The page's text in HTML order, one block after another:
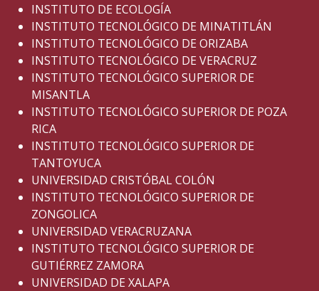
INSTITUTO DE ECOLOGÍA
INSTITUTO TECNOLÓGICO DE MINATITLÁN
INSTITUTO TECNOLÓGICO DE ORIZABA
INSTITUTO TECNOLÓGICO DE VERACRUZ
INSTITUTO TECNOLÓGICO SUPERIOR DE
MISANTLA
INSTITUTO TECNOLÓGICO SUPERIOR DE POZA
RICA
INSTITUTO TECNOLÓGICO SUPERIOR DE
TANTOYUCA
UNIVERSIDAD CRISTÓBAL COLÓN
INSTITUTO TECNOLÓGICO SUPERIOR DE
ZONGOLICA
UNIVERSIDAD VERACRUZANA
INSTITUTO TECNOLÓGICO SUPERIOR DE
GUTIÉRREZ ZAMORA
UNIVERSIDAD DE XALAPA